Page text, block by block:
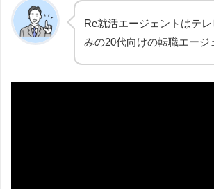
Re就活エージェントはテ
みの20代向けの転職エージ